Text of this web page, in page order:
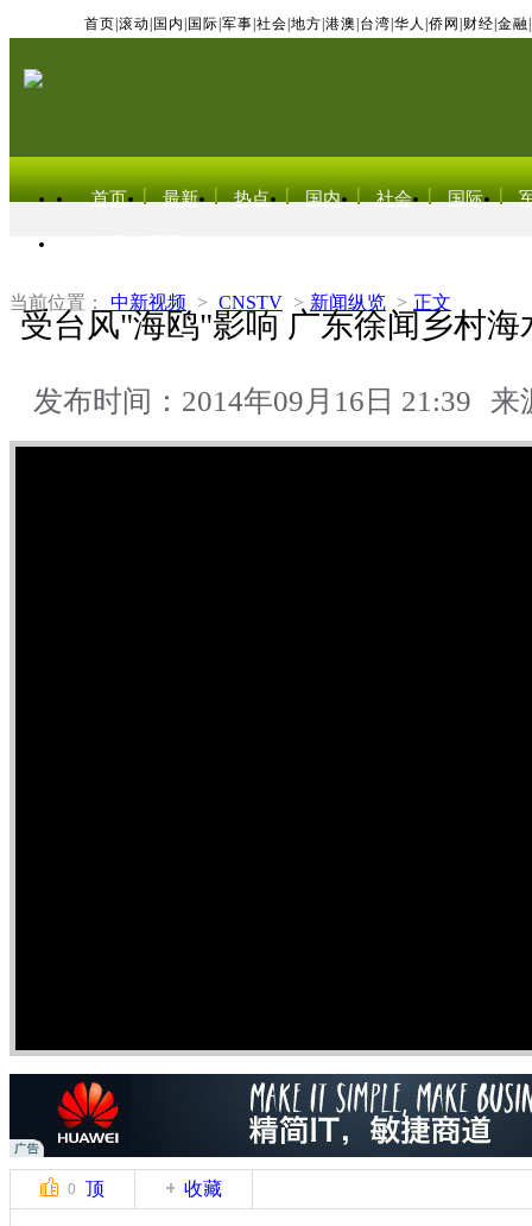
首页 滚动 国内 国际 军事 社会 地方 港澳 台湾 华人 侨网 财经 金融
首页 最新 热点 国内 社会 国际
当前位置： 中新视频 > CNSTV > 新闻纵览 > 正文
受台风"海鸥"影响 广东徐闻乡村海
发布时间：2014年09月16日 21:39 来
0 顶 收藏